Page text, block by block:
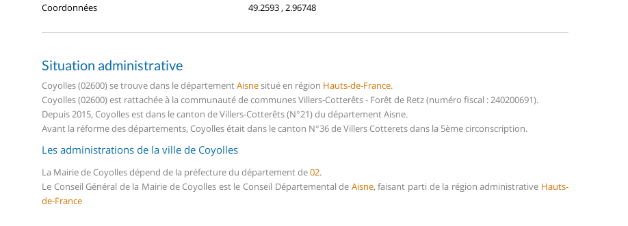
Coordonnées
49.2593 , 2.96748
Situation administrative
Coyolles (02600) se trouve dans le départementAisnesitué en région Hauts-de-France.
Coyolles (02600) est rattachée à la communauté de communes Villers-Cotterêts - Forêt de Retz (numéro fiscal : 240200691).
Depuis 2015, Coyolles est dans le canton de Villers-Cotterêts (N°21) du département Aisne.
Avant la réforme des départements, Coyolles était dans le canton N°36 de Villers Cotterets dans la 5ème circonscription.
Les administrations de la ville de Coyolles
La Mairie de Coyolles dépend de la préfecture du département de02.
Le Conseil Général de la Mairie de Coyolles est le Conseil Départemental de Aisne, faisant parti de la région administrative Hauts-
de-France